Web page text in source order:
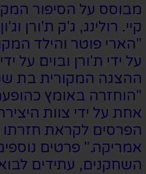
מבוסס על הסיפור
קיי. רולינג, ג'ק ת'ורן
"הארי פוטר והילד
על ידי ת'ורן ובוים על
ההצגה המקורית בת
"הוחזרה באומץ
אחת על ידי צוות
הפרסים לקראת חזרתו
אמריקה." פרטים
השחקנים, עתידים